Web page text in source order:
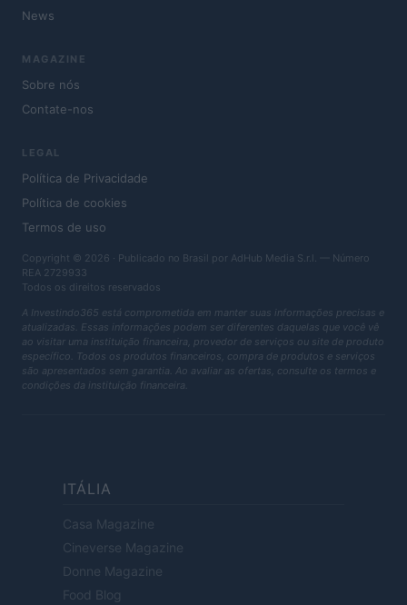
News
MAGAZINE
Sobre nós
Contate-nos
LEGAL
Política de Privacidade
Política de cookies
Termos de uso
Copyright © 2026 · Publicado no Brasil por AdHub Media S.r.l. — Número
REA 2729933
Todos os direitos reservados
A Investindo365 está comprometida em manter suas informações precisas e
atualizadas. Essas informações podem ser diferentes daquelas que você vê
ao visitar uma instituição financeira, provedor de serviços ou site de produto
específico. Todos os produtos financeiros, compra de produtos e serviços
são apresentados sem garantia. Ao avaliar as ofertas, consulte os termos e
condições da instituição financeira.
ITÁLIA
Casa Magazine
Cineverse Magazine
Donne Magazine
Food Blog